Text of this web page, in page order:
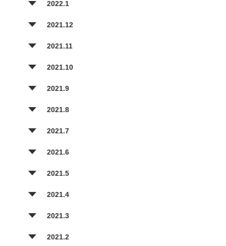
2022.1
2021.12
2021.11
2021.10
2021.9
2021.8
2021.7
2021.6
2021.5
2021.4
2021.3
2021.2